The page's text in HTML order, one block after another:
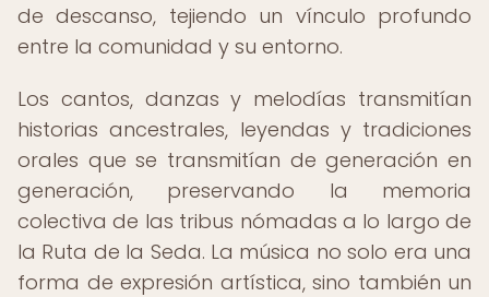
de descanso, tejiendo un vínculo profundo
entre la comunidad y su entorno.
Los cantos, danzas y melodías transmitían
historias ancestrales, leyendas y tradiciones
orales que se transmitían de generación en
generación, preservando la memoria
colectiva de las tribus nómadas a lo largo de
la Ruta de la Seda. La música no solo era una
forma de expresión artística, sino también un